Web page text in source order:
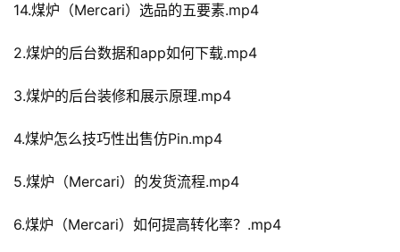
14.煤炉（Mercari）选品的五要素.mp4
2.煤炉的后台数据和app如何下载.mp4
3.煤炉的后台装修和展示原理.mp4
4.煤炉怎么技巧性出售仿Pin.mp4
5.煤炉（Mercari）的发货流程.mp4
6.煤炉（Mercari）如何提高转化率？.mp4